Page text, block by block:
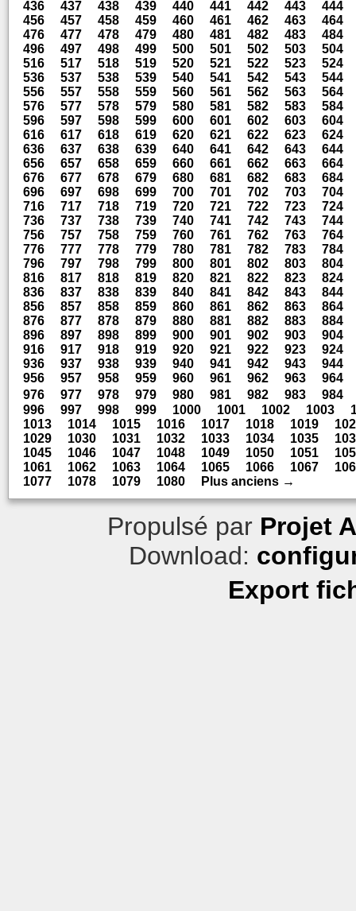
436
437 438 439 440 441 442 443
444
456
457 458 459 460 461 462 463
464
476
477 478 479 480 481 482 483
484
496
497 498 499 500 501 502 503
504
516
517 518 519 520 521 522 523
524
536
537 538 539 540 541 542 543
544
556
557 558 559 560 561 562 563
564
576
577 578 579 580 581 582 583
584
596
597 598 599 600 601 602 603
604
616
617 618 619 620 621 622 623
624
636
637 638 639 640 641 642 643
644
656
657 658 659 660 661 662 663
664
676
677 678 679 680 681 682 683
684
696
697 698 699 700 701 702 703
704
716
717 718 719 720 721 722 723
724
736
737 738 739 740 741 742 743
744
756
757 758 759 760 761 762 763
764
776
777 778 779 780 781 782 783
784
796
797 798 799 800 801 802 803
804
816
817 818 819 820 821 822 823
824
836
837 838 839 840 841 842 843
844
856
857 858 859 860 861 862 863
864
876
877 878 879 880 881 882 883
884
896
897 898 899 900 901 902 903
904
916
917 918 919 920 921 922 923
924
936
937 938 939 940 941 942 943
944
956
957 958 959 960 961 962 963
964
976
977 978 979 980 981 982 983
984
996
997 998 999 1000 1001 1002 1003
1013
1014 1015 1016 1017 1018 1019
1029
1030 1031 1032 1033 1034 1035
1045
1046 1047 1048 1049 1050 1051
1061
1062 1063 1064 1065 1066 1067
1077
1078 1079 1080 Plus anciens →
Propulsé par Projet
Download:
Export